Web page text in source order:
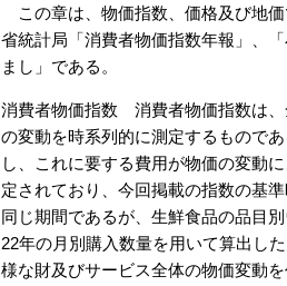
この章は、物価指数、価格及び地
省統計局「消費者物価指数年報」、
まし」である。
消費者物価指数 消費者物価指数は、
の変動を時系列的に測定するもので
し、これに要する費用が物価の変動
定されており、今回掲載の指数の基
同じ期間であるが、生鮮食品の品目
22年の月別購入数量を用いて算出し
様な財及びサービス全体の物価変動